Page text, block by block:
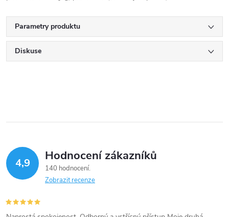
Parametry produktu
Diskuse
4,9 Hodnocení zákazníků
140 hodnocení
Zobrazit recenze